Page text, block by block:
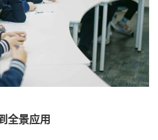
全景应用